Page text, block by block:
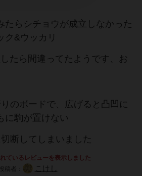
たらシチョウが成立しなかった
ク&ウッカリ
したら間違ってたようです、お
のボードで、広げると凸凹に
に駒が置けない
断してしまいました
ているレビューを表示しました
稿者：
こけし